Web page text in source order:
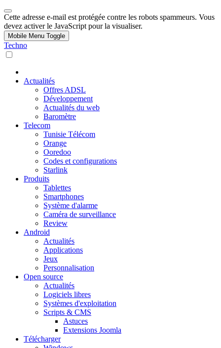
Cette adresse e-mail est protégée contre les robots spammeurs. Vous
devez activer le JavaScript pour la visualiser.
Mobile Menu Toggle
Techno
Actualités
Offres ADSL
Développement
Actualités du web
Baromètre
Telecom
Tunisie Télécom
Orange
Ooredoo
Codes et configurations
Starlink
Produits
Tablettes
Smartphones
Système d'alarme
Caméra de surveillance
Review
Android
Actualités
Applications
Jeux
Personnalisation
Open source
Actualités
Logiciels libres
Systèmes d'exploitation
Scripts & CMS
Astuces
Extensions Joomla
Télécharger